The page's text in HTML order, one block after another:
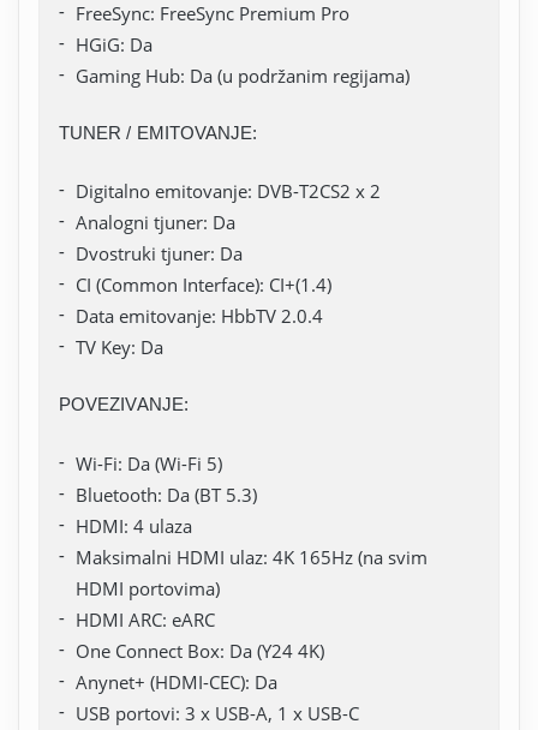
FreeSync: FreeSync Premium Pro
HGiG: Da
Gaming Hub: Da (u podržanim regijama)
TUNER / EMITOVANJE:
Digitalno emitovanje: DVB-T2CS2 x 2
Analogni tjuner: Da
Dvostruki tjuner: Da
CI (Common Interface): CI+(1.4)
Data emitovanje: HbbTV 2.0.4
TV Key: Da
POVEZIVANJE:
Wi-Fi: Da (Wi-Fi 5)
Bluetooth: Da (BT 5.3)
HDMI: 4 ulaza
Maksimalni HDMI ulaz: 4K 165Hz (na svim
HDMI portovima)
HDMI ARC: eARC
One Connect Box: Da (Y24 4K)
Anynet+ (HDMI-CEC): Da
USB portovi: 3 x USB-A, 1 x USB-C